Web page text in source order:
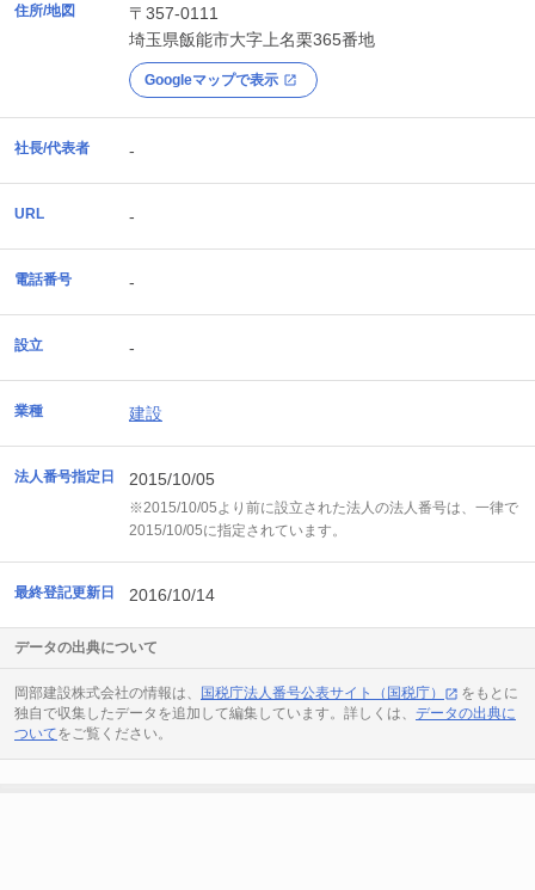
住所/地図
〒357-0111
埼玉県飯能市大字上名栗365番地
Googleマップで表示
社長/代表者 -
URL -
電話番号 -
設立 -
業種 建設
法人番号指定日 2015/10/05
※2015/10/05より前に設立された法人の法人番号は、一律で
2015/10/05に指定されています。
最終登記更新日 2016/10/14
データの出典について
岡部建設株式会社の情報は、 国税庁法人番号公表サイト（国税庁）
をもとに
独自で収集したデータを追加して編集しています。詳しくは、 データの出典に
ついてをご覧ください。